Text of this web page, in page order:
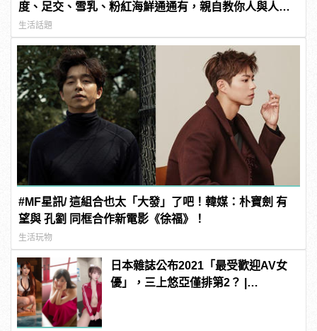
度、足交、雪乳、粉紅海鮮通通有，親自教你人與人的
連結！ | manfashion這樣變型男
生活話題
#MF星訊/ 這組合也太「大發」了吧！韓媒：朴寶劍 有
望與 孔劉 同框合作新電影《徐福》！
生活玩物
日本雜誌公布2021「最受歡迎AV女
優」，三上悠亞僅排第2？ |